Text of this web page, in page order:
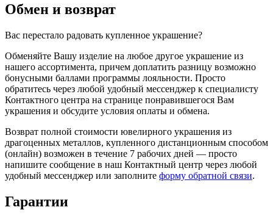
Обмен и возврат
Вас перестало радовать купленное украшение?
Обменяйте Вашу изделие на любое другое украшение из
нашего ассортимента, причем доплатить разницу возможно
бонусными баллами программы лояльности. Просто
обратитесь через любой удобный мессенджер к специалисту
Контактного центра на странице понравившегося Вам
украшения и обсудите условия оплаты и обмена.
Возврат полной стоимости ювелирного украшения из
драгоценных металлов, купленного дистанционным способом
(онлайн) возможен в течение 7 рабочих дней — просто
напишите сообщение в наш Контактный центр через любой
удобный мессенджер или заполните форму обратной связи.
Гарантии